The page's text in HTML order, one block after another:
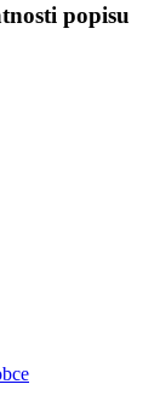
popisu